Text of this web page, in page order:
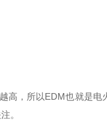
高，所以EDM也就是电
。